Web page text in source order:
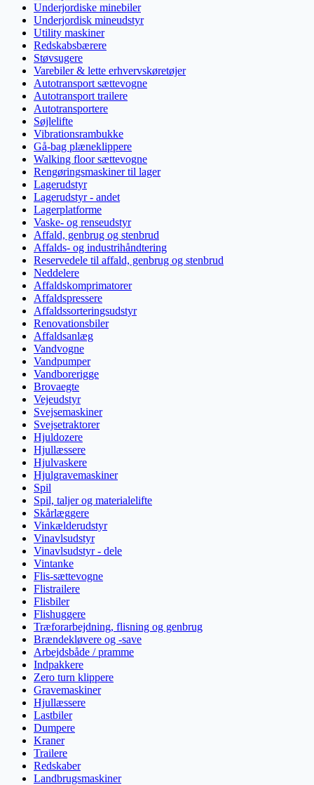
Underjordiske minebiler
Underjordisk mineudstyr
Utility maskiner
Redskabsbærere
Støvsugere
Varebiler & lette erhvervskøretøjer
Autotransport sættevogne
Autotransport trailere
Autotransportere
Søjlelifte
Vibrationsrambukke
Gå-bag plæneklippere
Walking floor sættevogne
Rengøringsmaskiner til lager
Lagerudstyr
Lagerudstyr - andet
Lagerplatforme
Vaske- og renseudstyr
Affald, genbrug og stenbrud
Affalds- og industrihåndtering
Reservedele til affald, genbrug og stenbrud
Neddelere
Affaldskomprimatorer
Affaldspressere
Affaldssorteringsudstyr
Renovationsbiler
Affaldsanlæg
Vandvogne
Vandpumper
Vandborerigge
Brovaegte
Vejeudstyr
Svejsemaskiner
Svejsetraktorer
Hjuldozere
Hjullæssere
Hjulvaskere
Hjulgravemaskiner
Spil
Spil, taljer og materialelifte
Skårlæggere
Vinkælderudstyr
Vinavlsudstyr
Vinavlsudstyr - dele
Vintanke
Flis-sættevogne
Flistrailere
Flisbiler
Flishuggere
Træforarbejdning, flisning og genbrug
Brændekløvere og -save
Arbejdsbåde / pramme
Indpakkere
Zero turn klippere
Gravemaskiner
Hjullæssere
Lastbiler
Dumpere
Kraner
Trailere
Redskaber
Landbrugsmaskiner